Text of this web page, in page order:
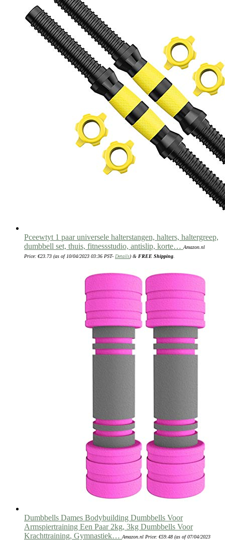
Pceewtyt 1 paar universele halterstangen, halters, haltergreep,
dumbbell set, thuis, fitnessstudio, antislip, korte… Amazon.nl
Price: €23.73 (as of 10/04/2023 03:36 PST- Details) & FREE Shipping
Dumbbells Dames Bodybuilding Dumbbells Voor
Armspiertraining Een Paar 2kg, 3kg Dumbbells Voor
Krachttraining, Gymnastiek… Amazon.nl Price: €59.48 (as of 07/04/2023